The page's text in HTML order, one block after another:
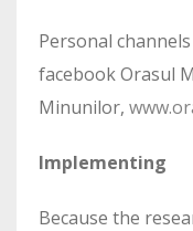
Personal
facebook Orasul
Minunilor,
Implementing
Because the